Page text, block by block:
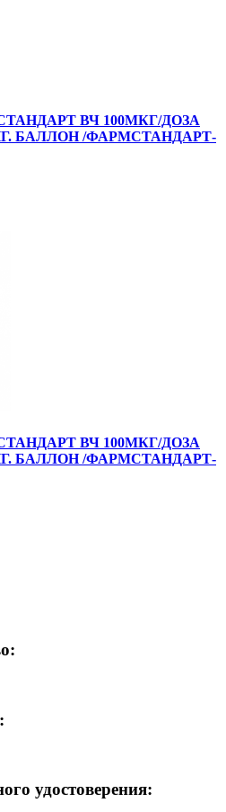
ВЧ 100МКГ/ДОЗА
БАЛЛОН /ФАРМСТАНДАРТ-
ВЧ 100МКГ/ДОЗА
БАЛЛОН /ФАРМСТАНДАРТ-
удостоверения: